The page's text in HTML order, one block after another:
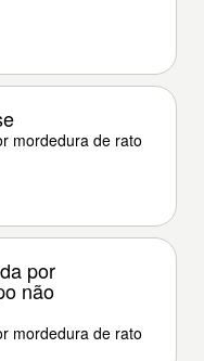
mordedura de rato
por
não
mordedura de rato